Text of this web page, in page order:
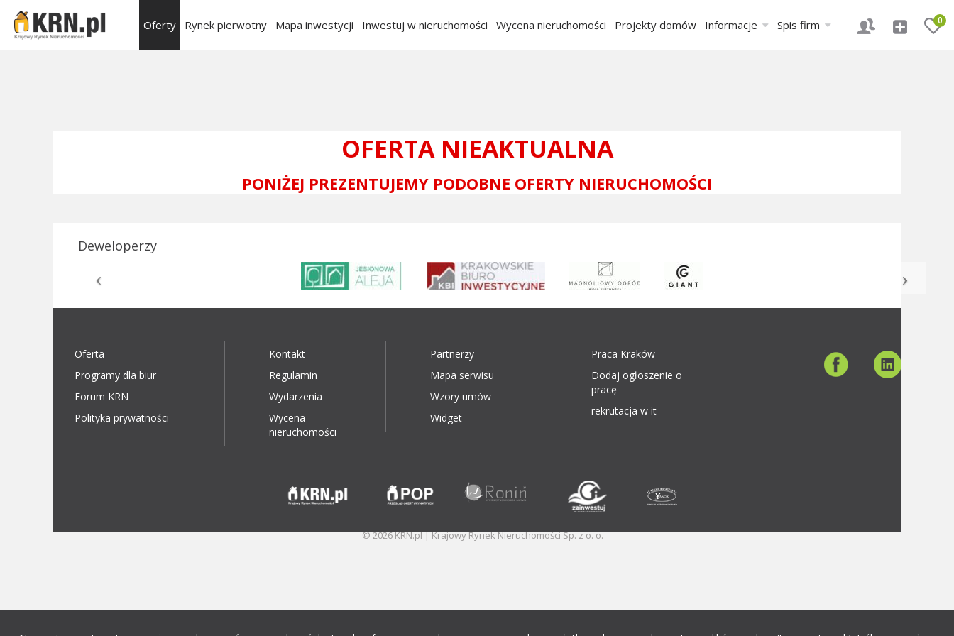
0
Oferty Rynek pierwotny Mapa inwestycji Inwestuj w nieruchomości Wycena nieruchomości Projekty domów Informacje Spis firm
OFERTA NIEAKTUALNA
PONIŻEJ PREZENTUJEMY PODOBNE OFERTY NIERUCHOMOŚCI
Deweloperzy
Oferta
Programy dla biur
Forum KRN
Polityka prywatności
Kontakt
Regulamin
Wydarzenia
Wycena
nieruchomości
Partnerzy
Mapa serwisu
Wzory umów
Widget
Praca Kraków
Dodaj ogłoszenie o
pracę
rekrutacja w it
© 2026 KRN.pl | Krajowy Rynek Nieruchomości Sp. z o. o.